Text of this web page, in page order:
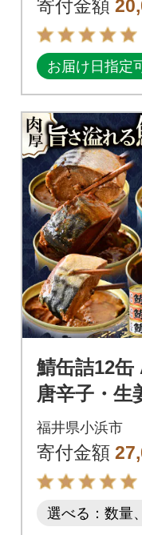
寄付金額
お届け日指定
鯖缶詰12缶
唐辛子・生
煮・水煮)こ
身もギュッ
んだ贅沢さ
福井県小浜市
寄付金額
選べる：数量